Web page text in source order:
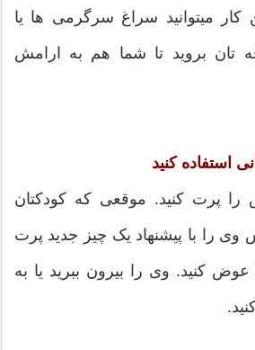
کار میتوانید سراغ سرگرمی ها یا
تان بروید تا شما هم به ارامش
استفاده کنید
پرت كنید. موقعی كه كودكتان
را با پیشنهاد یک چیز جدید پرت
كنید. وی را بیرون ببرید یا به